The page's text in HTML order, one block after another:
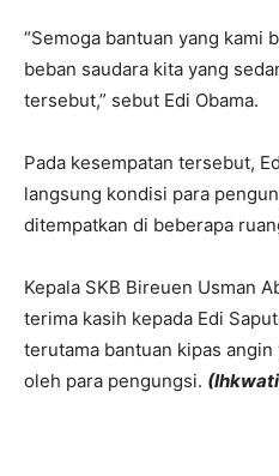
“Semoga bantuan yang kami
beban saudara kita yang
tersebut,” sebut Edi Obama.
Pada kesempatan tersebut,
langsung kondisi para
ditempatkan di beberapa
Kepala SKB Bireuen Usman
terima kasih kepada Edi
terutama bantuan kipas
oleh para pengungsi.